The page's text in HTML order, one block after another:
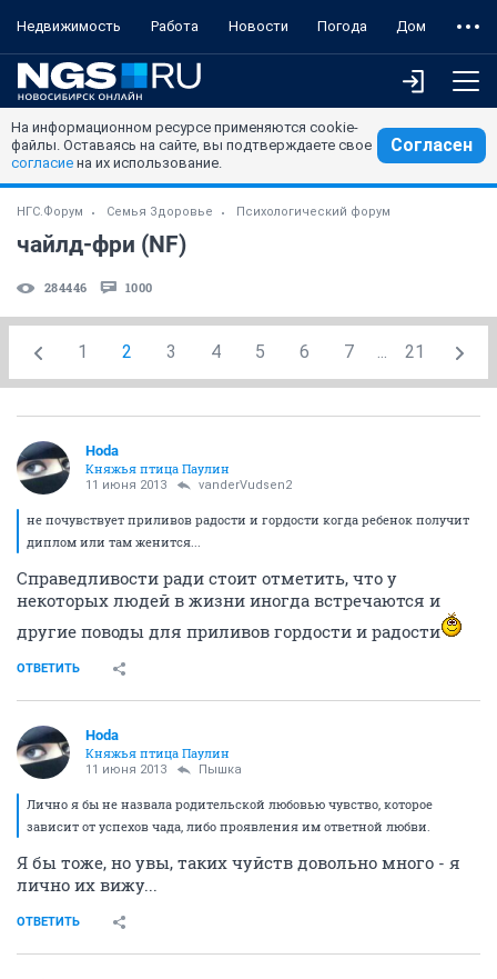
Недвижимость Работа Новости Погода Дом
На информационном ресурсе применяются cookie-
файлы. Оставаясь на сайте, вы подтверждаете свое
согласие на их использование.
Согласен
НГС.Форум Семья Здоровье Психологический форум
чайлд-фри (NF)
284446 1000
1 2 3 4 5 6 7 ... 21
Hoda
Княжья птица Паулин
11 июня 2013 vanderVudsen2
не почувствует приливов радости и гордости когда ребенок получит
диплом или там женится...
Справедливости ради стоит отметить, что у
некоторых людей в жизни иногда встречаются и
другие поводы для приливов гордости и радости
ОТВЕТИТЬ
Hoda
Княжья птица Паулин
11 июня 2013 Пышка
Лично я бы не назвала родительской любовью чувство, которое
зависит от успехов чада, либо проявления им ответной любви.
Я бы тоже, но увы, таких чуйств довольно много - я
лично их вижу...
ОТВЕТИТЬ